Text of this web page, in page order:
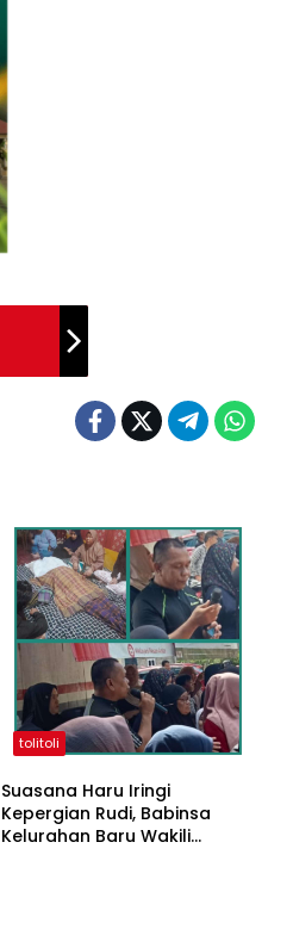
tolitoli
Suasana Haru Iringi
Kepergian Rudi, Babinsa
Kelurahan Baru Wakili